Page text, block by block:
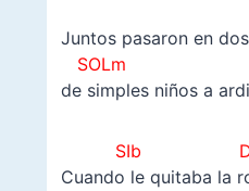
Juntos pasaron en
SOLm
de simples niños a
SIb
Cuando le quitaba la